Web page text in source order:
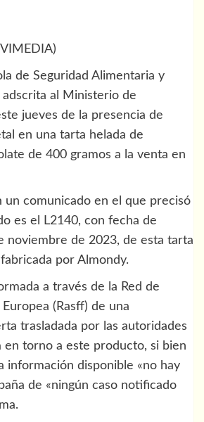
de Seguridad Alimentaria y
adscrita al Ministerio de
jueves de la presencia de
en una tarta helada de
de 400 gramos a la venta en
un comunicado en el que precisó
es el L2140, con fecha de
noviembre de 2023, de esta tarta
por Almondy.
a través de la Red de
(Rasff) de una
trasladada por las autoridades
en torno a este producto, si bien
información disponible «no hay
de «ningún caso notificado